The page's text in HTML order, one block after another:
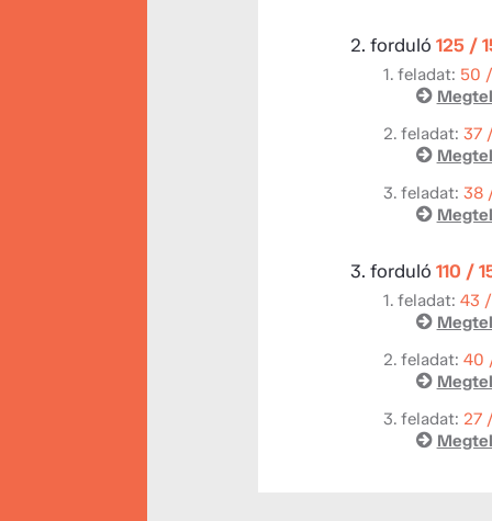
2. forduló 125 /
1. feladat: 50
2. feladat: 37
3. feladat: 38
3. forduló 110 /
1. feladat: 43
2. feladat: 40
3. feladat: 27